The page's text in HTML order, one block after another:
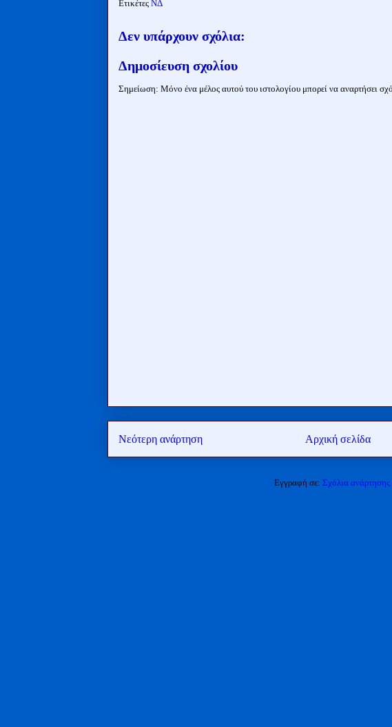
Ετικέτες ΝΔ
Δεν υπάρχουν σχόλια:
Δημοσίευση σχολίου
Σημείωση: Μόνο ένα μέλος αυτού του ιστολογίου μπορεί να αναρτήσει
Νεότερη ανάρτηση Αρχική σελίδα
Εγγραφή σε: Σχόλια